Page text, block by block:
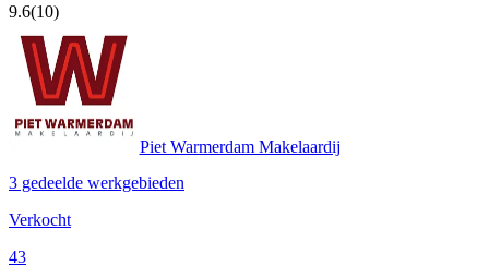
9.6(10)
Piet Warmerdam Makelaardij
3 gedeelde werkgebieden
Verkocht
43